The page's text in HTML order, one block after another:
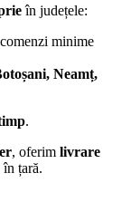
în județele:
minime
Neamț,
.
, oferim livrare
țară.